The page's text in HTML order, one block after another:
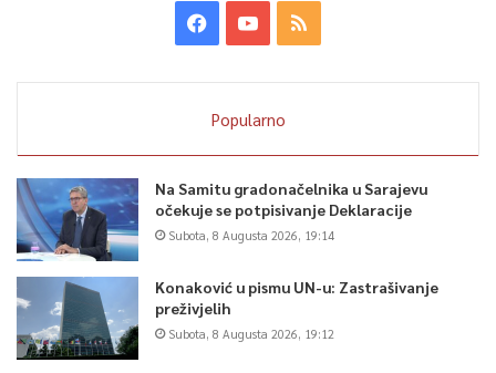
Popularno
Na Samitu gradonačelnika u Sarajevu
očekuje se potpisivanje Deklaracije
Subota, 8 Augusta 2026, 19:14
Konaković u pismu UN-u: Zastrašivanje
preživjelih
Subota, 8 Augusta 2026, 19:12